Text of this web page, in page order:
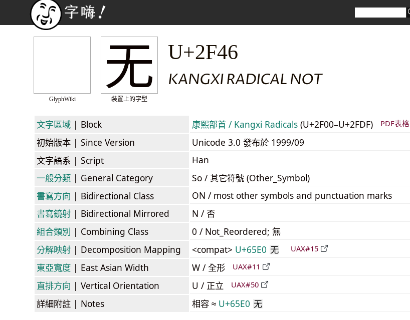
GlyphWiki
⽆
裝置上的字型
U+2F46
KANGXI RADICAL NOT
文字區域 | Block 康熙部首 / Kangxi Radicals (U+2F00–U+2FDF) PDF表格
初始版本 | Since Version
Unicode 3.0 發布於 1999/09
文字語系 | Script
Han
一般分類 | General Category
So / 其它符號 (Other_Symbol)
書寫方向 | Bidirectional Class
ON / most other symbols and punctuation marks
書寫鏡射 | Bidirectional Mirrored
N / 否
組合類別 | Combining Class
0 / Not_Reordered; 無
分解映射 | Decomposition Mapping <compat> U+65E0 无 UAX#15
東亞寬度 | East Asian Width W / 全形 UAX#11
直排方向 | Vertical Orientation U / 正立 UAX#50
詳細附註 | Notes 相容 ≈ U+65E0 无